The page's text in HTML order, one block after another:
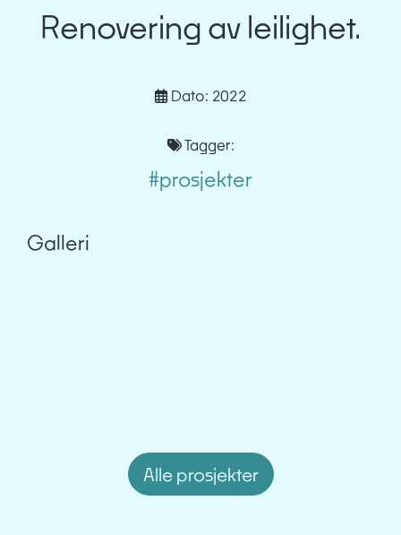
Renovering av leilighet.
Dato: 2022
Tagger:
#prosjekter
Galleri
Alle prosjekter